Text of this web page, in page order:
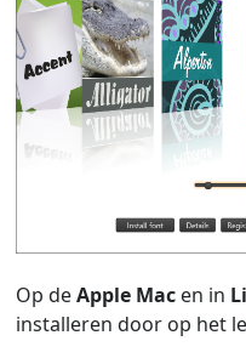
Op deApple Mac en in
installeren door op het